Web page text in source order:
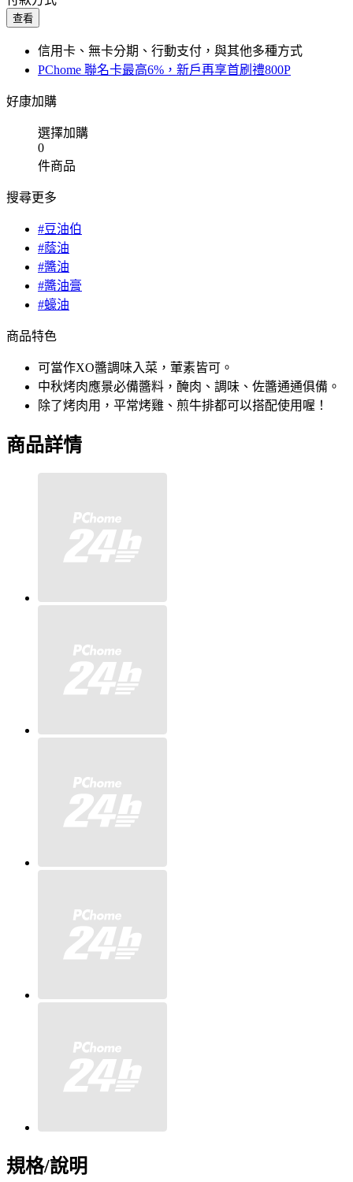
查看
信用卡、無卡分期、行動支付，與其他多種方式
PChome 聯名卡最高6%，新戶再享首刷禮800P
好康加購
選擇加購
0
件商品
搜尋更多
#豆油伯
#蔭油
#醬油
#醬油膏
#蠔油
商品特色
可當作XO醬調味入菜，葷素皆可。
中秋烤肉應景必備醬料，醃肉、調味、佐醬通通俱備。
除了烤肉用，平常烤雞、煎牛排都可以搭配使用喔！
商品詳情
規格/說明